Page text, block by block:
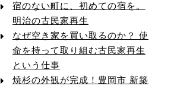
宿のない町に、初めての宿を。
明治の古民家再生
なぜ空き家を買い取るのか？ 使
命を持って取り組む古民家再生
という仕事
焼杉の外観が完成！豊岡市 新築